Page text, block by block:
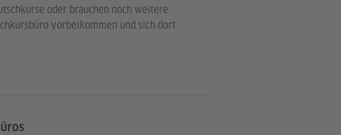
oder brauchen noch weitere
vorbeikommen und sich dort